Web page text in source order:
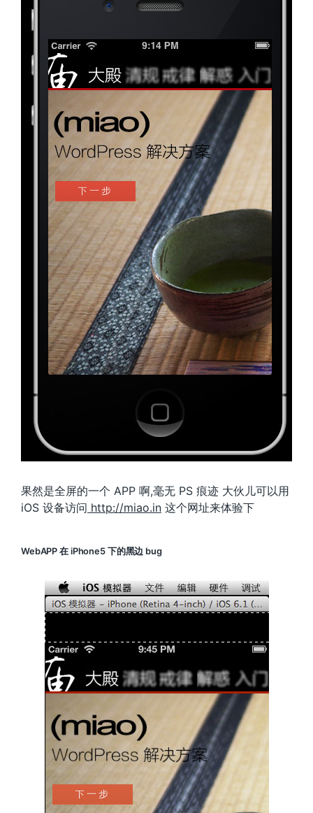
果然是全屏的一个 APP 啊,毫无 PS 痕迹 大伙儿可以用
iOS 设备访问 http://miao.in 这个网址来体验下
WebAPP 在 iPhone5 下的黑边 bug